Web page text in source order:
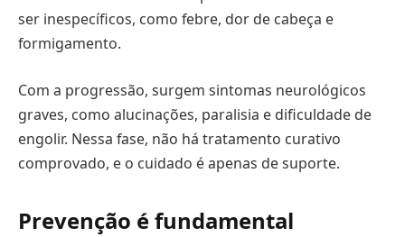
ser inespecíficos, como febre, dor de cabeça e
formigamento.
Com a progressão, surgem sintomas neurológicos
graves, como alucinações, paralisia e dificuldade de
engolir. Nessa fase, não há tratamento curativo
comprovado, e o cuidado é apenas de suporte.
Prevenção é fundamental